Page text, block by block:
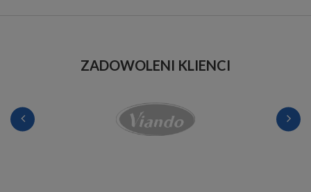
ZADOWOLENI KLIENCI